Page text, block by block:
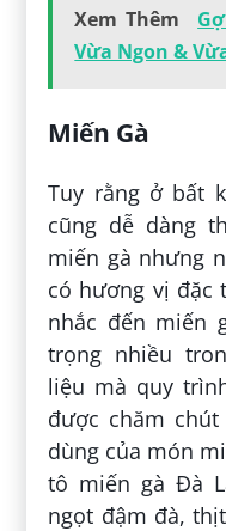
Xem Thêm
Vừa Ngon &
Miến Gà
Tuy rằng ở bất
cũng dễ dàng
miến gà nhưng
có hương vị đặc
nhắc đến miến
trọng nhiều
liệu mà quy
được chăm
dùng của món
tô miến gà Đà
ngọt đậm đà,